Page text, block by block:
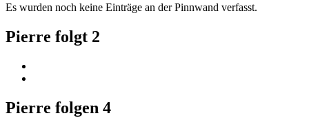
Es wurden noch keine Einträge an der Pinnwand verfasst.
Pierre folgt 2
Pierre folgen 4